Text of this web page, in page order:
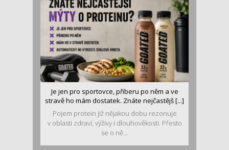
Je jen pro sportovce, přiberu po něm a ve
stravě ho mám dostatek. Znáte nejčastějš [...]
Pojem protein již nějakou dobu rezonuje
v oblasti zdraví, výživy i dlouhověkosti. Přesto
se o ně...